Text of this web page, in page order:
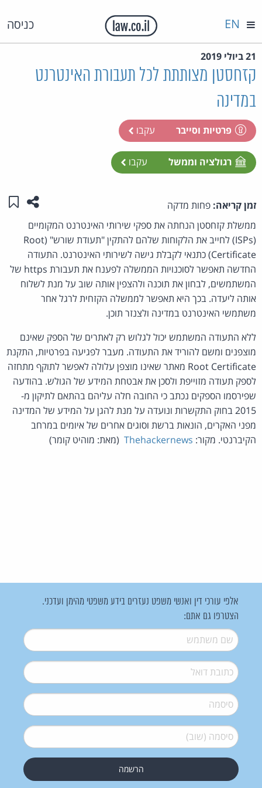
כניסה EN
21 ביולי 2019
קזחסטן מצותתת לכל תעבורת האינטרנט
במדינה
פרטיות וסייבר עקבו
רגולציה וממשל עקבו
זמן קריאה: פחות מדקה שתפו
ממשלת קזחסטן הנחתה את ספקי שירותי האינטרנט המקומיים
(ISPs) לחייב את הלקוחות שלהם להתקין "תעודת שורש" (Root
Certificate) כתנאי לקבלת גישה לשירותי האינטרנט. התעודה
החדשה תאפשר לסוכנויות הממשלה לפענח את תעבורת https של
המשתמשים, לבחון את תוכנה ולהצפין אותה שוב על מנת לשלוח
אותה ליעדה. בכך היא תאפשר לממשלה הקזחית לרגל אחר
משתמשי האינטרנט במדינה ולצנזר תוכן.
ללא התעודה המשתמש יכול לגלוש רק לאתרים של הספק שאינם
מוצפנים ומשם להוריד את התעודה. מעבר לפגיעה בפרטיות, התקנת
Root Certificate מאתר שאינו מוצפן עלולה לאפשר לתוקף מתחזה
לספק תעודה מזוייפת ולסכן את אבטחת המידע של הגולש. בהודעה
שפירסמו הספקים נכתב כי החובה חלה עליהם בהתאם לתיקון מ-
2015 בחוק התקשרות ונועדה על מנת להגן על המידע של המדינה
מפני האקרים, הונאות ברשת וסוגים אחרים של איומים במרחב
הקיברנטי. מקור: Thehackernews (מאת: מוהיט קומר)
אלפי עורכי דין ואנשי משפט נעזרים בידע משפטי מהימן ועדכני.
הצטרפו גם אתם:
שם משתמש*
דואל*
סיסמה*
סיסמה (שוב)*